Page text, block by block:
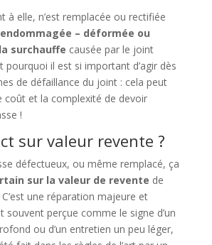
à elle, n’est remplacée ou rectifiée
endommagée – déformée ou
surchauffe causée par le joint
pourquoi il est si important d’agir dès
de défaillance du joint : cela peut
coût et la complexité de devoir
!
sur valeur revente ?
défectueux, ou même remplacé, ça
sur la valeur de revente de
une réparation majeure et
souvent perçue comme le signe d’un
ou d’un entretien un peu léger,